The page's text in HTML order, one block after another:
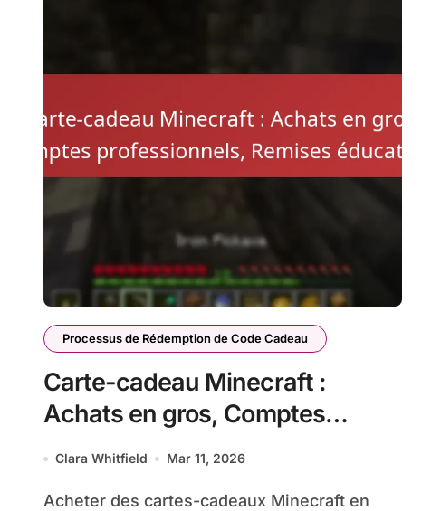
Processus de Rédemption de Code Cadeau
Carte-cadeau Minecraft :
Achats en gros, Comptes
professionnels, Remises
Clara Whitfield Mar 11, 2026
Acheter des cartes-cadeaux Minecraft en